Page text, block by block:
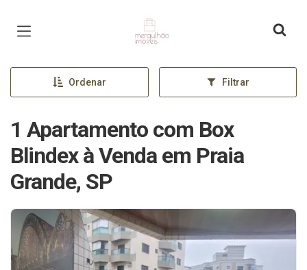
Página inicial
Ordenar Filtrar
1 Apartamento com Box
Blindex à Venda em Praia
Grande, SP